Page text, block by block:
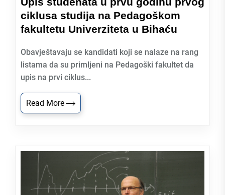
ciklusa studija na Pedagoškom
fakultetu Univerziteta u Bihaću
Obavještavaju se kandidati koji se nalaze na rang
listama da su primljeni na Pedagoški fakultet da
upis na prvi ciklus...
Read More